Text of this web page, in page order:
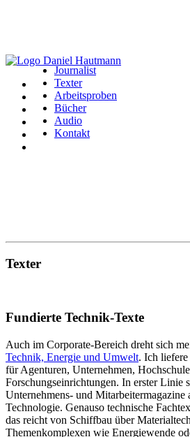
Journalist
Texter
Arbeitsproben
Bücher
Audio
Kontakt
Texter
Fundierte Technik-Texte
Auch im Corporate-Bereich dreht sich
Technik, Energie und Umwelt. Ich
für Agenturen, Unternehmen,
Forschungseinrichtungen. In erster Linie
Unternehmens- und Mitarbeitermagazine
Technologie. Genauso technische
das reicht von Schiffbau über
Themenkomplexen wie Energiewende